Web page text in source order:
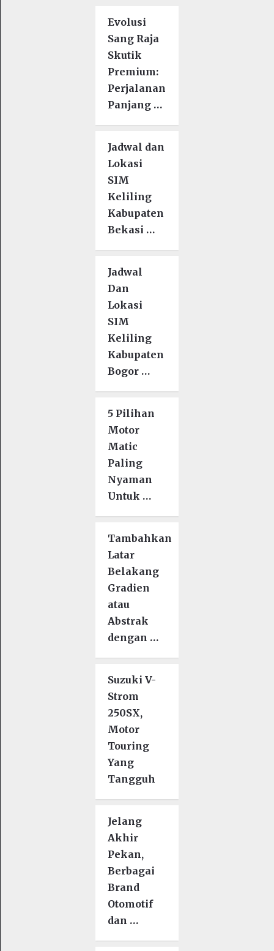
Evolusi
Sang Raja
Skutik
Premium:
Perjalanan
Panjang …
Jadwal dan
Lokasi
SIM
Keliling
Kabupaten
Bekasi …
Jadwal
Dan
Lokasi
SIM
Keliling
Kabupaten
Bogor …
5 Pilihan
Motor
Matic
Paling
Nyaman
Untuk …
Tambahkan
Latar
Belakang
Gradien
atau
Abstrak
dengan …
Suzuki V-
Strom
250SX,
Motor
Touring
Yang
Tangguh
Jelang
Akhir
Pekan,
Berbagai
Brand
Otomotif
dan …